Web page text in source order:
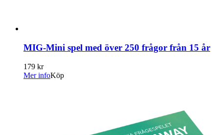
MIG-Mini spel med över 250 frågor från 15 år
179 kr
Mer infoKöp